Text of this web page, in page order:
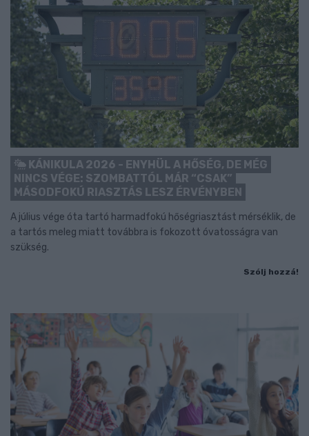
KÁNIKULA 2026 - ENYHÜL A HŐSÉG, DE MÉG
NINCS VÉGE: SZOMBATTÓL MÁR “CSAK”
MÁSODFOKÚ RIASZTÁS LESZ ÉRVÉNYBEN
A július vége óta tartó harmadfokú hőségriasztást mérséklik, de
a tartós meleg miatt továbbra is fokozott óvatosságra van
szükség.
Szólj hozzá!